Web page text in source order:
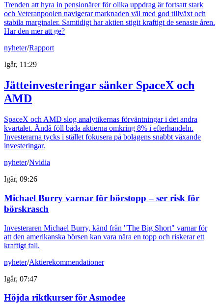
Trenden att hyra in pensionärer för olika uppdrag är fortsatt stark
och Veteranpoolen navigerar marknaden väl med god tillväxt och
stabila marginaler. Samtidigt har aktien stigit kraftigt de senaste åren.
Har den mer att ge?
nyheter/Rapport
Igår, 11:29
Jätteinvesteringar sänker SpaceX och
AMD
SpaceX och AMD slog analytikernas förväntningar i det andra
kvartalet. Ändå föll båda aktierna omkring 8% i efterhandeln.
Investerarna tycks i stället fokusera på bolagens snabbt växande
investeringar.
nyheter/Nvidia
Igår, 09:26
Michael Burry varnar för börstopp – ser risk för
börskrasch
Investeraren Michael Burry, känd från "The Big Short" varnar för
att den amerikanska börsen kan vara nära en topp och riskerar ett
kraftigt fall.
nyheter/Aktierekommendationer
Igår, 07:47
Höjda riktkurser för Asmodee